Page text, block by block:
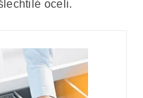
oceli.